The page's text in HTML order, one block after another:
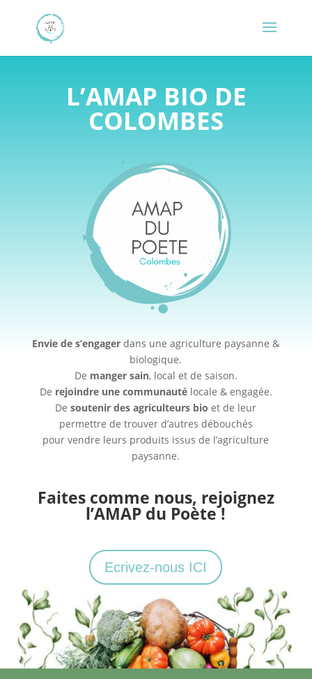
L’AMAP BIO DE
COLOMBES
Envie de s’engager dans une agriculture paysanne &
biologique.
De manger sain, local et de saison.
De rejoindre une communauté locale & engagée.
De soutenir des agriculteurs bio et de leur
permettre de trouver d’autres débouchés
pour vendre leurs produits issus de l’agriculture
paysanne.
Faites comme nous, rejoignez
l’AMAP du Poète !
Ecrivez-nous ICI